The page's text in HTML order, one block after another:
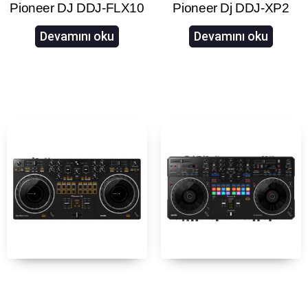
Pioneer DJ DDJ-FLX10
Devamını oku
Pioneer Dj DDJ-XP2
Devamını oku